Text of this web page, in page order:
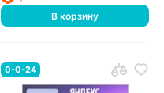
В корзину
0-0-24